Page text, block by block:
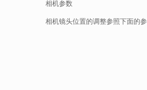
相机参数
相机镜头位置的调整参照下面的